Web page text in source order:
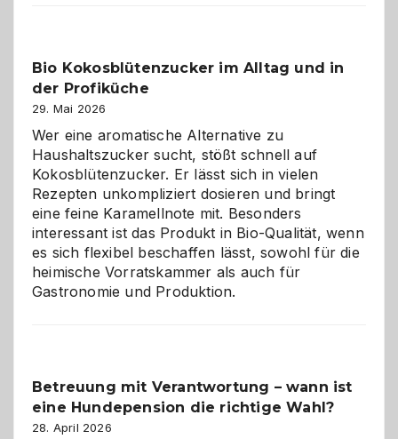
Gefahr
für
Hunde
im
eigenen
Zuhause
Bio Kokosblütenzucker im Alltag und in
der Profiküche
29. Mai 2026
Wer eine aromatische Alternative zu
Haushaltszucker sucht, stößt schnell auf
Kokosblütenzucker. Er lässt sich in vielen
Rezepten unkompliziert dosieren und bringt
eine feine Karamellnote mit. Besonders
interessant ist das Produkt in Bio-Qualität, wenn
es sich flexibel beschaffen lässt, sowohl für die
heimische Vorratskammer als auch für
Gastronomie und Produktion.
Betreuung mit Verantwortung – wann ist
eine Hundepension die richtige Wahl?
28. April 2026